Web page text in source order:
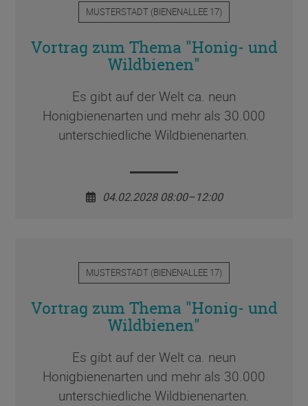
MUSTERSTADT (BIENENALLEE 17)
Vortrag zum Thema "Honig- und
Wildbienen"
Es gibt auf der Welt ca. neun
Honigbienenarten und mehr als 30.000
unterschiedliche Wildbienenarten.
04.02.2028 08:00–12:00
MUSTERSTADT (BIENENALLEE 17)
Vortrag zum Thema "Honig- und
Wildbienen"
Es gibt auf der Welt ca. neun
Honigbienenarten und mehr als 30.000
unterschiedliche Wildbienenarten.